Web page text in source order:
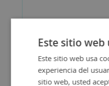
Este sitio
Este sitio web usa
experiencia del
sitio web, usted